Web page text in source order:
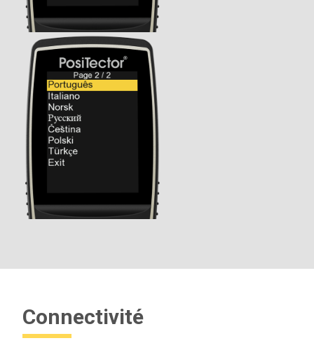
Connectivité